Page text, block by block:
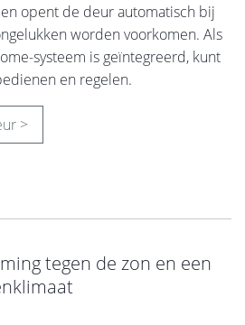
opent de deur automatisch bij
worden voorkomen. Als
systeem is geïntegreerd, kunt
en regelen.
>
tegen de zon en een